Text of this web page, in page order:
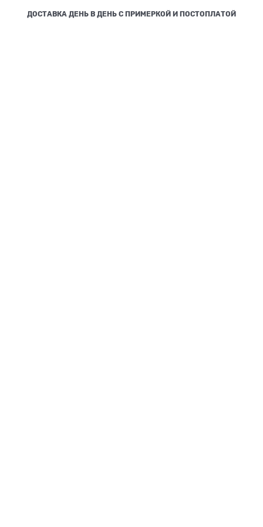
ДОСТАВКА ДЕНЬ В ДЕНЬ С ПРИМЕРКОЙ И ПОСТОПЛАТОЙ